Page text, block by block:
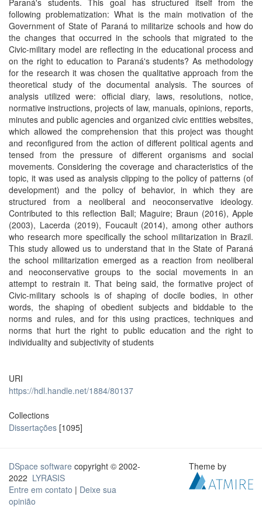
Paraná's students. This goal has structured itself from the
following problematization: What is the main motivation of the
Government of State of Paraná to militarize schools and how do
the changes that occurred in the schools that migrated to the
Civic-military model are reflecting in the educational process and
on the right to education to Paraná's students? As methodology
for the research it was chosen the qualitative approach from the
theoretical study of the documental analysis. The sources of
analysis utilized were: official diary, laws, resolutions, notice,
normative instructions, projects of law, manuals, opinions, reports,
minutes and public agencies and organized civic entities websites,
which allowed the comprehension that this project was thought
and reconfigured from the action of different political agents and
tensed from the pressure of different organisms and social
movements. Considering the coverage and characteristics of the
topic, it was used as analysis clipping to the policy of patterns (of
development) and the policy of behavior, in which they are
structured from a neoliberal and neoconservative ideology.
Contributed to this reflection Ball; Maguire; Braun (2016), Apple
(2003), Lacerda (2019), Foucault (2014), among other authors
who research more specifically the school militarization in Brazil.
This study allowed us to understand that in the State of Paraná
the school militarization emerged as a reaction from neoliberal
and neoconservative groups to the social movements in an
attempt to restrain it. That being said, the formative project of
Civic-military schools is of shaping of docile bodies, in other
words, the shaping of obedient subjects and biddable to the
norms and rules, and for this using practices, techniques and
norms that hurt the right to public education and the right to
individuality and subjectivity of students
URI
https://hdl.handle.net/1884/80137
Collections
Dissertações [1095]
DSpace software copyright © 2002-
2022 LYRASIS
Entre em contato | Deixe sua
opinião
Theme by